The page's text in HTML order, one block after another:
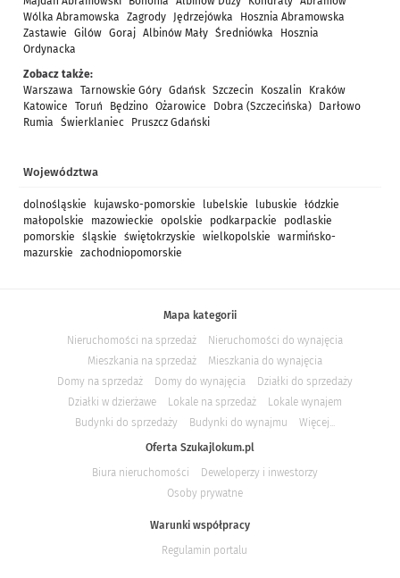
Wólka Abramowska
Zagrody Jędrzejówka
Hosznia Abramowska
Zastawie
Gilów Goraj Albinów Mały Średniówka
Hosznia
Ordynacka
Zobacz także:
Warszawa
Tarnowskie Góry Gdańsk Szczecin Koszalin
Kraków
Katowice
Toruń Będzino Ożarowice Dobra (Szczecińska)
Darłowo
Rumia
Świerklaniec Pruszcz Gdański
Województwa
dolnośląskie kujawsko-pomorskie lubelskie lubuskie
łódzkie
małopolskie
mazowieckie opolskie podkarpackie
podlaskie
pomorskie
śląskie świętokrzyskie wielkopolskie
warmińsko-
mazurskie
zachodniopomorskie
Mapa kategorii
Nieruchomości na sprzedaż
Nieruchomości do wynajęcia
Mieszkania na sprzedaż
Mieszkania do wynajęcia
Domy na sprzedaż
Domy do wynajęcia
Działki do sprzedaży
Działki w dzierżawe
Lokale na sprzedaż
Lokale wynajem
Budynki do sprzedaży
Budynki do wynajmu
Więcej...
Oferta Szukajlokum.pl
Biura nieruchomości
Deweloperzy i inwestorzy
Osoby prywatne
Warunki współpracy
Regulamin portalu